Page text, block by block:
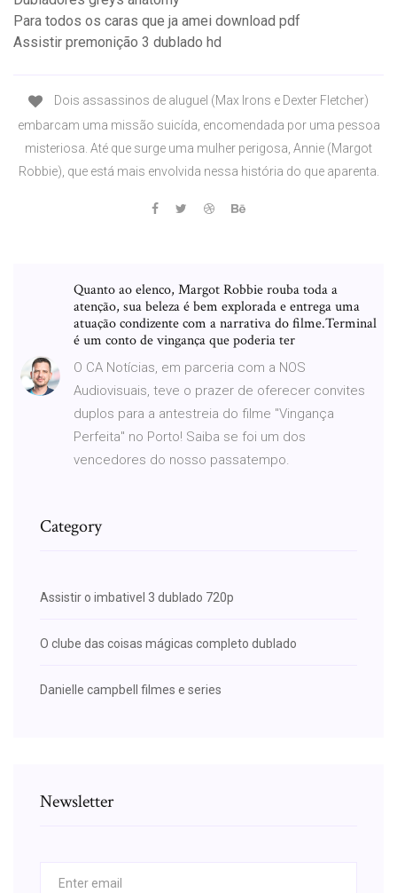
Para todos os caras que ja amei download pdf
Assistir premonição 3 dublado hd
Dois assassinos de aluguel (Max Irons e Dexter Fletcher)
embarcam uma missão suicída, encomendada por uma pessoa
misteriosa. Até que surge uma mulher perigosa, Annie (Margot
Robbie), que está mais envolvida nessa história do que aparenta.
Quanto ao elenco, Margot Robbie rouba toda a
atenção, sua beleza é bem explorada e entrega uma
atuação condizente com a narrativa do filme.Terminal
é um conto de vingança que poderia ter
O CA Notícias, em parceria com a NOS
Audiovisuais, teve o prazer de oferecer convites
duplos para a antestreia do filme "Vingança
Perfeita" no Porto! Saiba se foi um dos
vencedores do nosso passatempo.
Category
Assistir o imbativel 3 dublado 720p
O clube das coisas mágicas completo dublado
Danielle campbell filmes e series
Newsletter